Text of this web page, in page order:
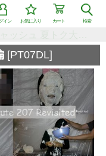
検索
カート
お気に入り
イン
[PT07DL]